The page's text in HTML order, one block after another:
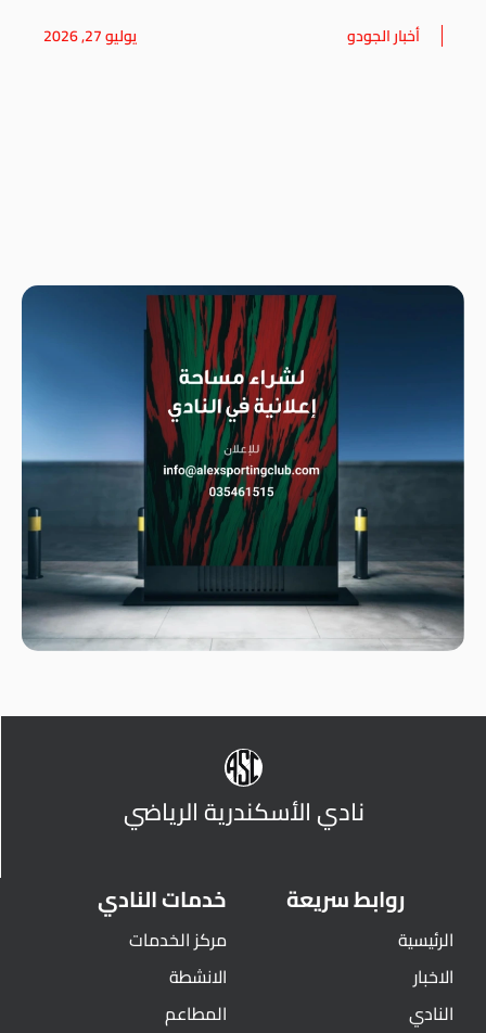
أخبار الجودو يوليو 27, 2026
نادي الأسكندرية الرياضي
روابط سريعة
الرئيسية
الاخبار
النادي
خدمات النادي
مركز الخدمات
الانشطة
المطاعم